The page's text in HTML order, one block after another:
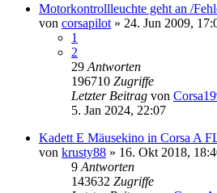
Motorkontrollleuchte geht an /
von corsapilot » 24. Jun 2009,
1
2
29 Antworten
196710 Zugriffe
Letzter Beitrag von
5. Jan 2024, 22:07
Kadett E Mäusekino in Corsa A
von krusty88 » 16. Okt 2018,
9 Antworten
143632 Zugriffe